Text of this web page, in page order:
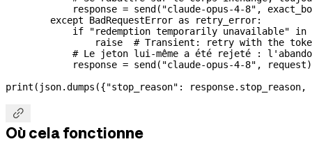
            response
= send( "claude-opus-4-8" ,
        except
BadRequestError as retry_error:
            if
"redemption temporarily unavailable" in
                raise
# Transient: retry with the
# Le jeton lui-même a été rejeté :
            response
= send( "claude-opus-4-8" , request)
print (json.dumps({"stop_reason" : response.stop_reason,

Où cela fonctionne